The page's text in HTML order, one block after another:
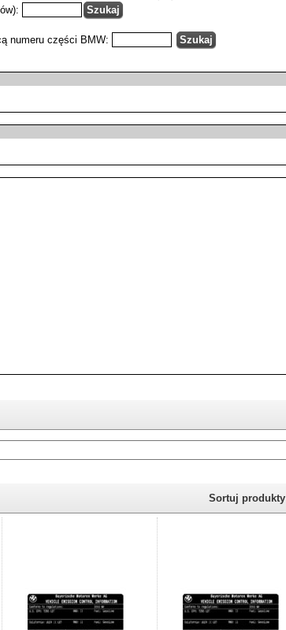
Sortuj produkty